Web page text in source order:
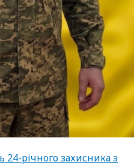
24-річного захисника з